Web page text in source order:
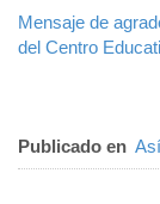
Mensaje de
del Centro
Publicado en